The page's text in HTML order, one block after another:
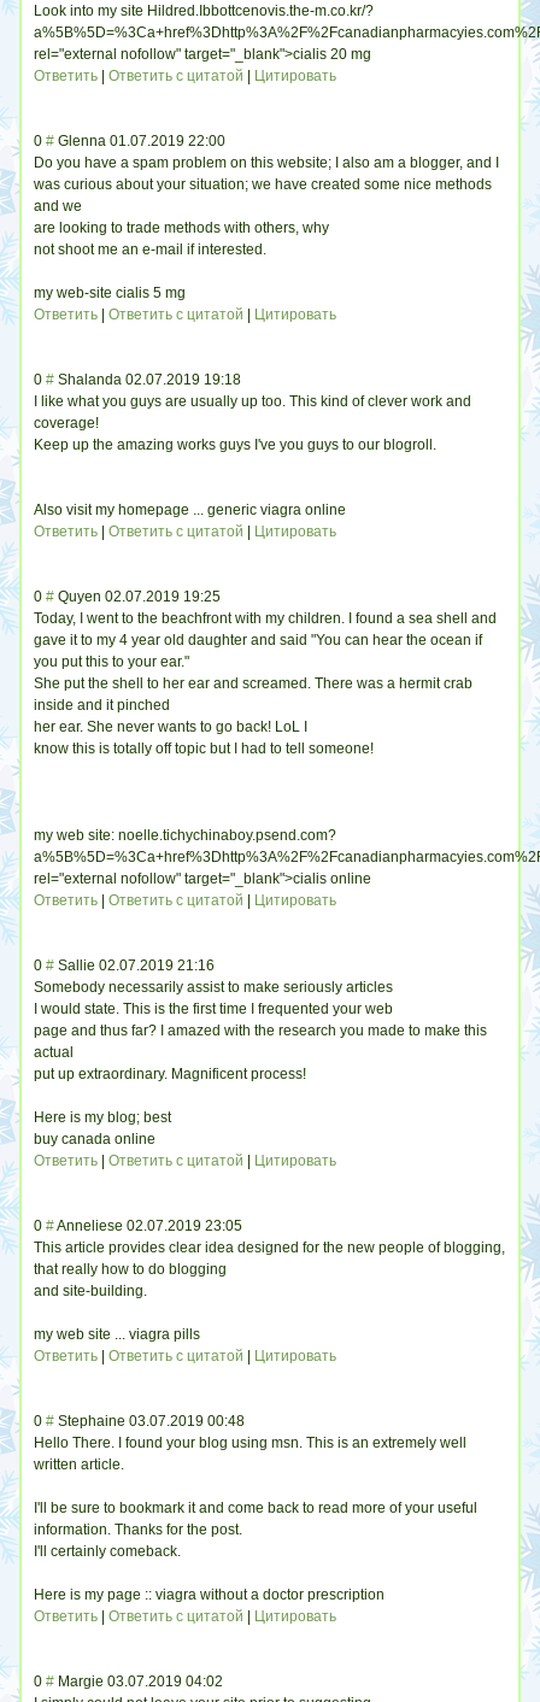
Look into my site Hildred.Ibbottcenovis.the-m.co.kr/?
rel="external nofollow" target="_blank">cialis 20 mg
Ответить |Ответить с цитатой Цитировать
0 # Glenna 01.07.2019 22:00
Do you have a spam problem on this website; I also am a blogger, and I
was curious about your situation; we have created some nice methods
and we
are looking to trade methods with others, why
not shoot me an e-mail if interested.
my web-site cialis 5 mg
Ответить |Ответить с цитатой Цитировать
0 # Shalanda 02.07.2019 19:18
I like what you guys are usually up too. This kind of clever work and
coverage!
Keep up the amazing works guys I've you guys to our blogroll.
Also visit my homepage ... generic viagra online
Ответить |Ответить с цитатой Цитировать
0 # Quyen 02.07.2019 19:25
Today, I went to the beachfront with my children. I found a sea shell and
gave it to my 4 year old daughter and said "You can hear the ocean if
you put this to your ear."
She put the shell to her ear and screamed. There was a hermit crab
inside and it pinched
her ear. She never wants to go back! LoL I
know this is totally off topic but I had to tell someone!
my web site: noelle.tichychinaboy.psend.com?
rel="external nofollow" target="_blank">cialis online
Ответить |Ответить с цитатой Цитировать
0 # Sallie 02.07.2019 21:16
Somebody necessarily assist to make seriously articles
I would state. This is the first time I frequented your web
page and thus far? I amazed with the research you made to make this
actual
put up extraordinary. Magnificent process!
Here is my blog; best
buy canada online
Ответить |Ответить с цитатой Цитировать
0 #Anneliese 02.07.2019 23:05
This article provides clear idea designed for the new people of blogging,
that really how to do blogging
and site-building.
my web site ... viagra pills
Ответить |Ответить с цитатой Цитировать
0 # Stephaine 03.07.2019 00:48
Hello There. I found your blog using msn. This is an extremely well
written article.
I'll be sure to bookmark it and come back to read more of your useful
information. Thanks for the post.
I'll certainly comeback.
Here is my page :: viagra without a doctor prescription
Ответить |Ответить с цитатой Цитировать
0 # Margie 03.07.2019 04:02